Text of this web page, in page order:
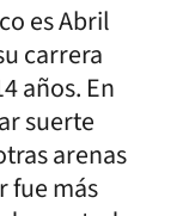
es Abril
carrera
años. En
suerte
arenas
fue más